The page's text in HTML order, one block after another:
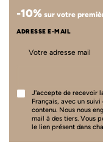
-10% sur votre
ADRESSE E-MAIL
J'accepte de recevoir
Français, avec un
contenu. Nous nous
mail à des tiers. Vous
le lien présent dans